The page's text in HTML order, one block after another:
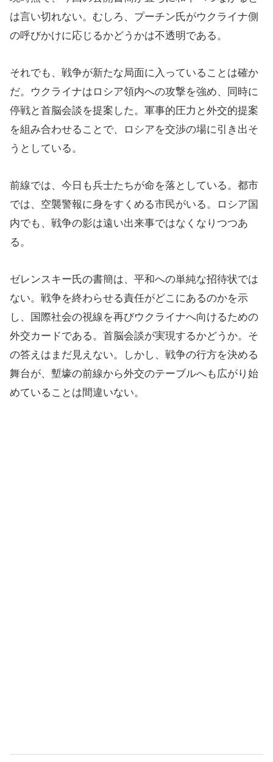
は言い切れない。むしろ、プーチン氏がウクライナ側
の呼びかけに応じるかどうかは不透明である。
それでも、戦争が新たな局面に入っていることは確か
だ。ウクライナはロシア領内への攻撃を強め、同時に
停戦と首脳会談を提案した。軍事的圧力と外交的提案
を組み合わせることで、ロシアを交渉の場に引き出そ
うとしている。
前線では、今日も兵士たちが命を落としている。都市
では、空襲警報に身をすくめる市民がいる。ロシア国
内でも、戦争の影は遠い出来事ではなくなりつつあ
る。
ゼレンスキー氏の書簡は、平和への単純な招待状では
ない。戦争を終わらせる責任がどこにあるのかを示
し、国際社会の視線を再びウクライナへ向けるための
外交カードである。首脳会談が実現するかどうか。そ
の答えはまだ見えない。しかし、戦争の行方を決める
舞台が、塹壕の前線から外交のテーブルへも広がり始
めていることは間違いない。